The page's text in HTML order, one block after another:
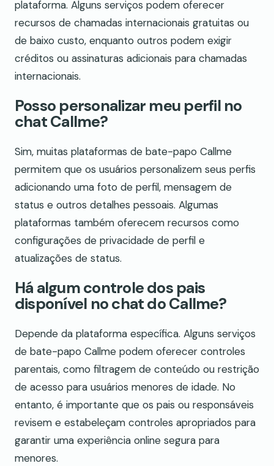
plataforma. Alguns serviços podem oferecer
recursos de chamadas internacionais gratuitas ou
de baixo custo, enquanto outros podem exigir
créditos ou assinaturas adicionais para chamadas
internacionais.
Posso personalizar meu perfil no
chat Callme?
Sim, muitas plataformas de bate-papo Callme
permitem que os usuários personalizem seus perfis
adicionando uma foto de perfil, mensagem de
status e outros detalhes pessoais. Algumas
plataformas também oferecem recursos como
configurações de privacidade de perfil e
atualizações de status.
Há algum controle dos pais
disponível no chat do Callme?
Depende da plataforma específica. Alguns serviços
de bate-papo Callme podem oferecer controles
parentais, como filtragem de conteúdo ou restrição
de acesso para usuários menores de idade. No
entanto, é importante que os pais ou responsáveis
revisem e estabeleçam controles apropriados para
garantir uma experiência online segura para
menores.